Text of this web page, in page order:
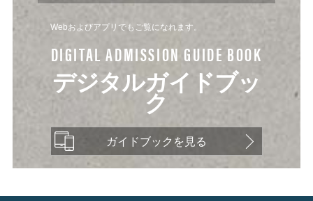
Webおよびアプリでもご覧になれます。
DIGITAL ADMISSION GUIDE BOOK
デジタルガイドブッ
ク
ガイドブックを見る